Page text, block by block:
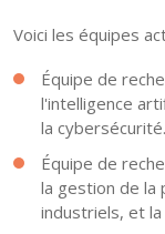
Voici les équipes
Équipe de
l'intelligence
la cybersécurité.
Équipe de
la gestion de la
industriels, et